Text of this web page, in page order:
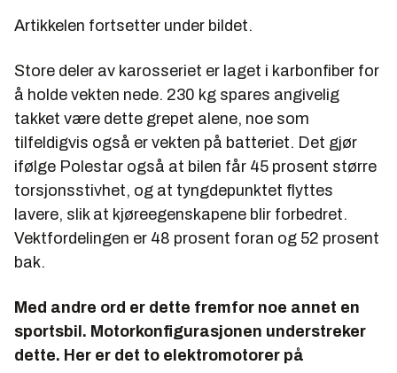
Artikkelen fortsetter under bildet.
Store deler av karosseriet er laget i karbonfiber for
å holde vekten nede. 230 kg spares angivelig
takket være dette grepet alene, noe som
tilfeldigvis også er vekten på batteriet. Det gjør
ifølge Polestar også at bilen får 45 prosent større
torsjonsstivhet, og at tyngdepunktet flyttes
lavere, slik at kjøreegenskapene blir forbedret.
Vektfordelingen er 48 prosent foran og 52 prosent
bak.
Med andre ord er dette fremfor noe annet en
sportsbil. Motorkonfigurasjonen understreker
dette. Her er det to elektromotorer på